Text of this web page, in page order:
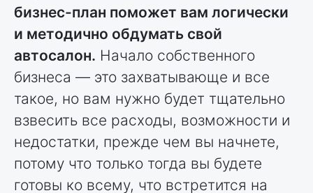
бизнес-план поможет вам логически
и методично обдумать свой
автосалон. Начало собственного
бизнеса — это захватывающе и все
такое, но вам нужно будет тщательно
взвесить все расходы, возможности и
недостатки, прежде чем вы начнете,
потому что только тогда вы будете
готовы ко всему, что встретится на